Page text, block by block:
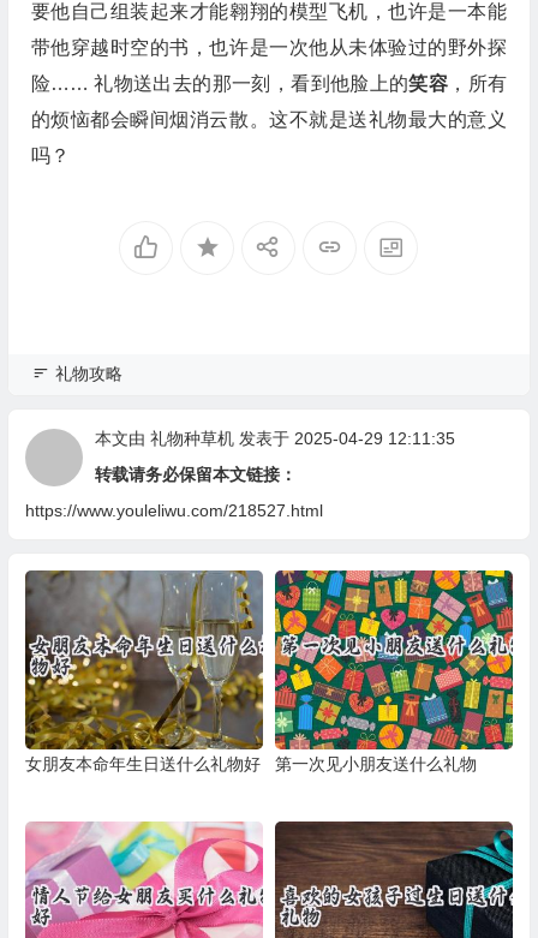
要他自己组装起来才能翱翔的模型飞机，也许是一本能
带他穿越时空的书，也许是一次他从未体验过的野外探
险…… 礼物送出去的那一刻，看到他脸上的笑容 ，所有
的烦恼都会瞬间烟消云散。这不就是送礼物最大的意义
吗？
礼物攻略
本文由 礼物种草机发表于 2025-04-29 12:11:35
转载请务必保留本文链接：
https://www.youleliwu.com/218527.html
女朋友本命年生日送什么礼物好 第一次见小朋友送什么礼物